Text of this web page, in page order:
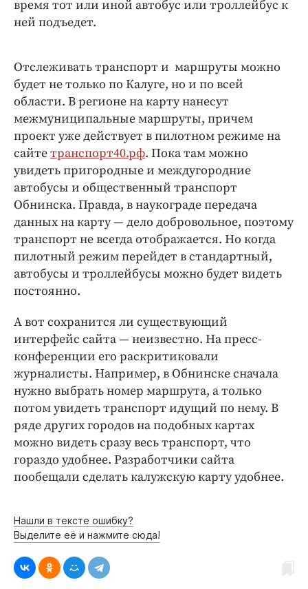
время тот или иной автобус или троллейбус к
ней подъедет.
Отслеживать транспорт и маршруты можно
будет не только по Калуге, но и по всей
области. В регионе на карту нанесут
межмуниципальные маршруты, причем
проект уже действует в пилотном режиме на
сайтетранспорт40.рф. Пока там можно
увидеть пригородные и междугородние
автобусы и общественный транспорт
Обнинска. Правда, в наукограде передача
данных на карту — дело добровольное, поэтому
транспорт не всегда отображается. Но когда
пилотный режим перейдет в стандартный,
автобусы и троллейбусы можно будет видеть
постоянно.
А вот сохранится ли существующий
интерфейс сайта — неизвестно. На пресс-
конференции его раскритиковали
журналисты. Например, в Обнинске сначала
нужно выбрать номер маршрута, а только
потом увидеть транспорт идущий по нему. В
ряде других городов на подобных картах
можно видеть сразу весь транспорт, что
гораздо удобнее. Разработчики сайта
пообещали сделать калужскую карту удобнее.
Нашли в тексте ошибку?
Выделите её и нажмите сюда!